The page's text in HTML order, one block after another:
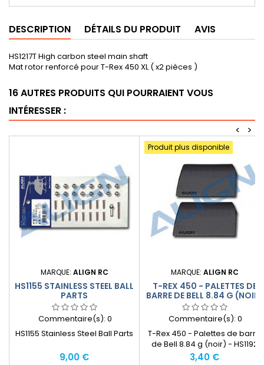
DESCRIPTION DÉTAILS DU PRODUIT AVIS
HS1217T High carbon steel main shaft
Mat rotor renforcé pour T-Rex 450 XL ( x2 pièces )
16 AUTRES PRODUITS QUI POURRAIENT VOUS
INTÉRESSER :
>
<
MARQUE: ALIGN RC
HS1155 STAINLESS STEEL BALL
PARTS
Commentaire(s): 0
HS1155 Stainless Steel Ball Parts
Prix
9,00 €
Produit plus disponible
MARQUE: ALIGN RC
T-REX 450 - PALETTES DE
BARRE DE BELL 8.84 G (NOIR)
- HS1192
Commentaire(s): 0
T-Rex 450 - Palettes de barre
de Bell 8.84 g (noir) - HS1192
Prix
3,40 €